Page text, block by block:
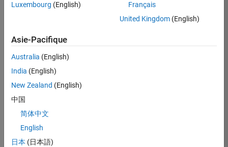
FR-
Résumé
du
poste
Are you
about
state-of-
the-art
Luxembourg (English)
Français
United Kingdom(English)
Asie-Pacifique
Australia (English)
India (English)
New Zealand (English)
中国
简体中文
English
日本 (日本語)